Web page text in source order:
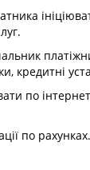
кредитні
по
по рахунках.